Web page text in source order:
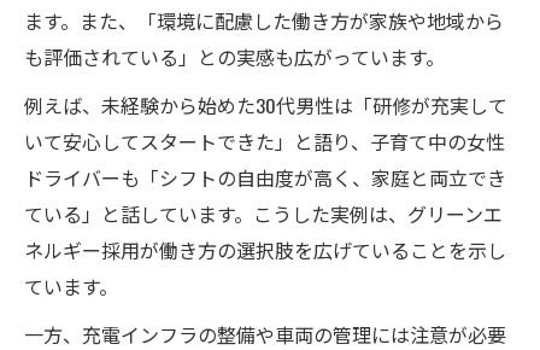
ます。また、「環境に配慮した働き方が家族や地域から
も評価されている」との実感も広がっています。
例えば、未経験から始めた30代男性は「研修が充実して
いて安心してスタートできた」と語り、子育て中の女性
ドライバーも「シフトの自由度が高く、家庭と両立でき
ている」と話しています。こうした実例は、グリーンエ
ネルギー採用が働き方の選択肢を広げていることを示し
ています。
一方、充電インフラの整備や車両の管理には注意が必要